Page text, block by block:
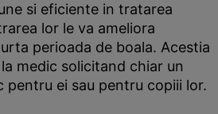
si eficiente in tratarea
lor le va ameliora
perioada de boala. Acestia
medic solicitand chiar un
ei sau pentru copiii lor.